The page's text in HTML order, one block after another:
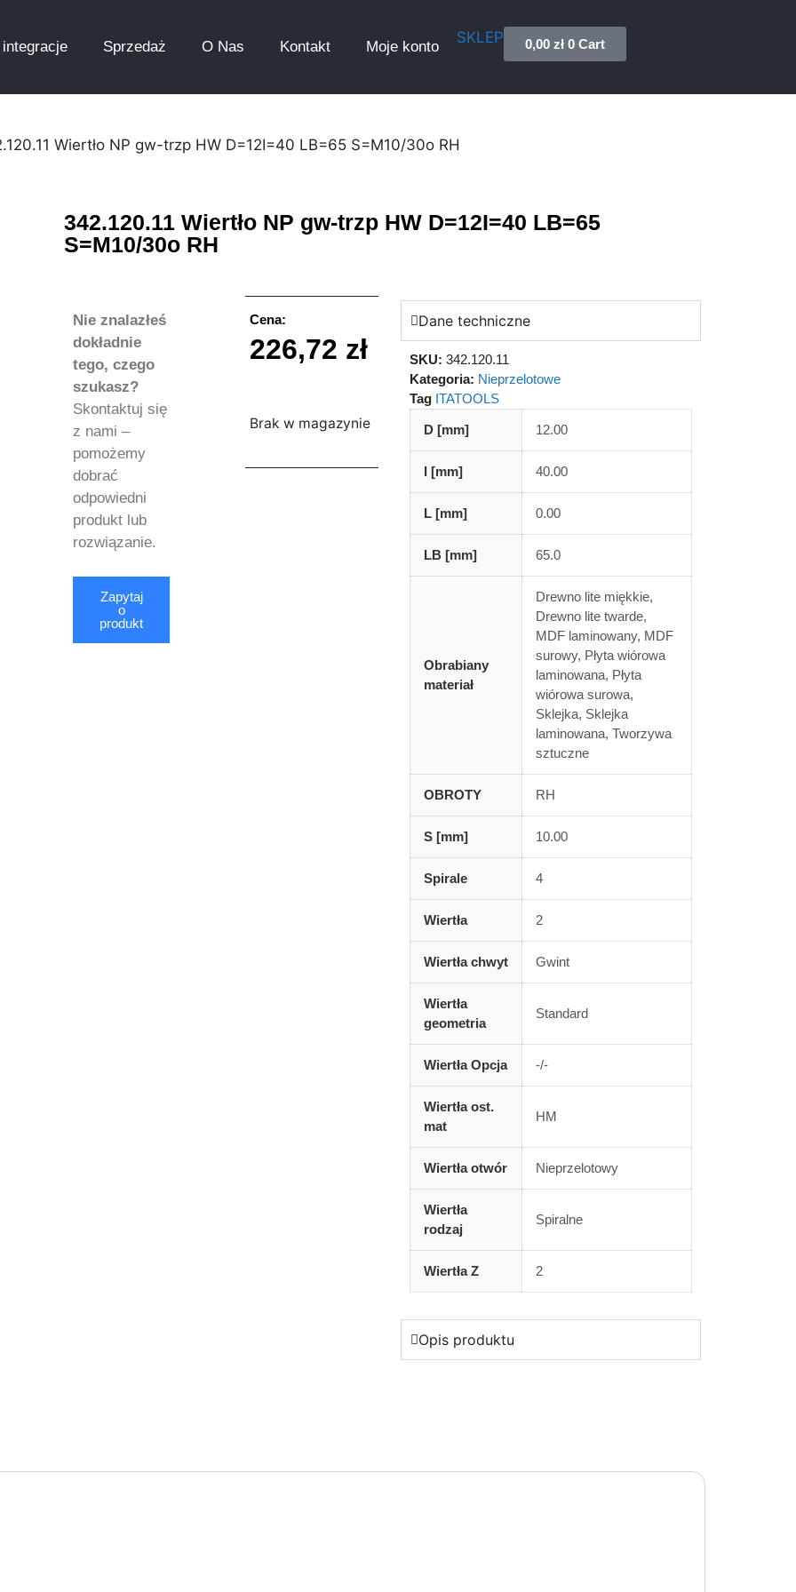
Sprzedaż O Nas Kontakt Moje konto
SKLEP 0,00 zł 0 Cart
Wiertło NP gw-trzp HW D=12I=40 LB=65 S=M10/30o RH
342.120.11 Wiertło NP gw-trzp HW D=12I=40 LB=65
S=M10/30o RH
Nie znalazłeś
dokładnie
tego, czego
szukasz?
Skontaktuj się
z nami –
pomożemy
dobrać
odpowiedni
produkt lub
rozwiązanie.
Zapytaj
o
produkt
Cena:
226,72 zł
Brak w magazynie
Dane techniczne
SKU: 342.120.11
Kategoria: Nieprzelotowe
Tag ITATOOLS
D [mm] 12.00
I [mm] 40.00
L [mm] 0.00
LB [mm] 65.0
Obrabiany
materiał
Drewno lite miękkie,
Drewno lite twarde,
MDF laminowany, MDF
surowy, Płyta wiórowa
laminowana, Płyta
wiórowa surowa,
Sklejka, Sklejka
laminowana, Tworzywa
sztuczne
OBROTY RH
S [mm] 10.00
Spirale 4
Wiertła 2
Wiertła chwyt Gwint
Wiertła
geometria
Standard
Wiertła Opcja -/-
Wiertła ost.
mat
HM
Wiertła otwór Nieprzelotowy
Wiertła
rodzaj
Spiralne
Wiertła Z 2
Opis produktu